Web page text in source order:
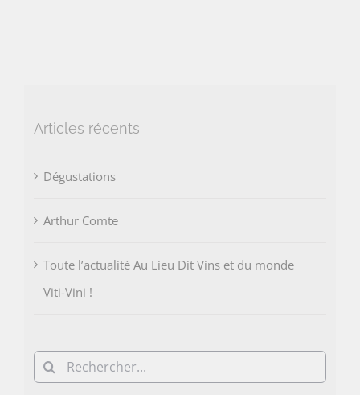
Articles récents
Dégustations
Arthur Comte
Toute l’actualité Au Lieu Dit Vins et du monde
Viti-Vini !
Rechercher: